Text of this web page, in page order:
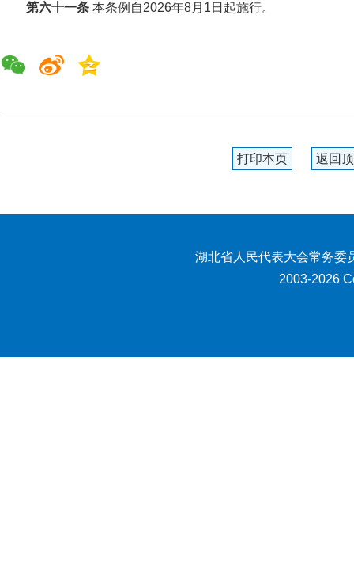
第六十一条 本条例自2026年8月1日起施行。
打印本页 返回
湖北省人民代表大会常务委
2003-2026